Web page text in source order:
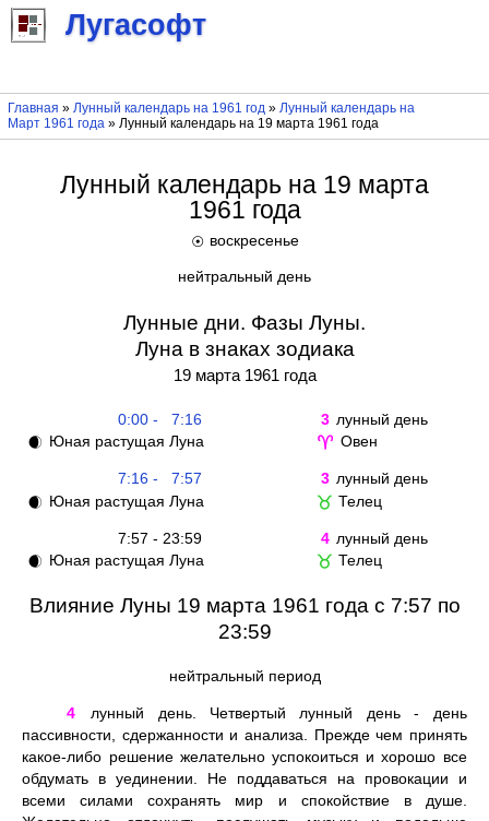
Лугасофт
Главная » Лунный календарь на 1961 год» Лунный календарь на
Март 1961 года» Лунный календарь на 19 марта 1961 года
Лунный календарь на 19 марта
1961 года
☉ воскресенье
нейтральный день
Лунные дни. Фазы Луны.
Луна в знаках зодиака
19 марта 1961 года
0:00 - 7:16 3 лунный день
🌒 Юная растущая Луна ♈ Овен
7:16 - 7:57 3 лунный день
🌒 Юная растущая Луна ♉ Телец
7:57 - 23:59 4 лунный день
🌒 Юная растущая Луна ♉ Телец
Влияние Луны 19 марта 1961 года с 7:57 по
23:59
нейтральный период
4
лунный день. Четвертый лунный день - день
пассивности, сдержанности и анализа. Прежде чем принять
какое-либо решение желательно успокоиться и хорошо все
обдумать в уединении. Не поддаваться на провокации и
всеми силами сохранять мир и спокойствие в душе.